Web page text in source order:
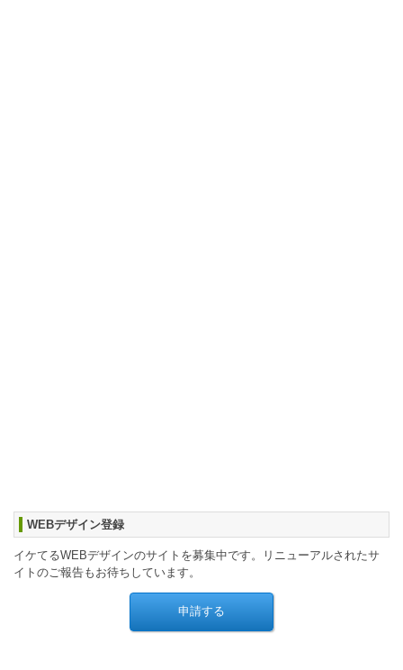
WEBデザイン登録
イケてるWEBデザインのサイトを募集中です。リニューアルされたサ
イトのご報告もお待ちしています。